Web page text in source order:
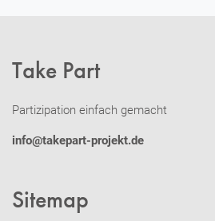
Take Part
Partizipation einfach gemacht
info@takepart-projekt.de
Sitemap